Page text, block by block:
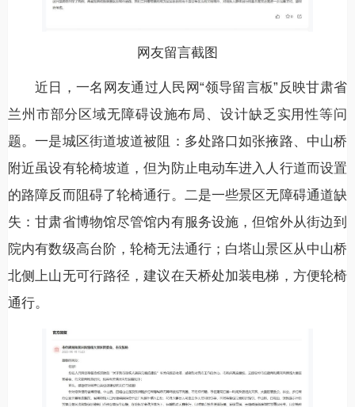
网友留言截图
近日，一名网友通过人民网“领导留言板”反映甘肃省
兰州市部分区域无障碍设施布局、设计缺乏实用性等问
题。一是城区街道坡道被阻：多处路口如张掖路、中山桥
附近虽设有轮椅坡道，但为防止电动车进入人行道而设置
的路障反而阻碍了轮椅通行。二是一些景区无障碍通道缺
失：甘肃省博物馆尽管馆内有服务设施，但馆外从街边到
院内有数级高台阶，轮椅无法通行；白塔山景区从中山桥
北侧上山无可行路径，建议在天桥处加装电梯，方便轮椅
通行。